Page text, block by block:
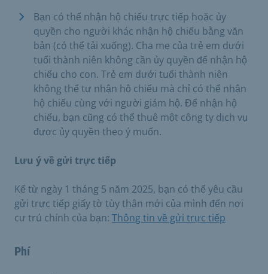
Bạn có thể nhận hộ chiếu trực tiếp hoặc ủy
quyền cho người khác nhận hộ chiếu bằng văn
bản (có thể tải xuống). Cha mẹ của trẻ em dưới
tuổi thành niên không cần ủy quyền để nhận hộ
chiếu cho con. Trẻ em dưới tuổi thành niên
không thể tự nhận hộ chiếu mà chỉ có thể nhận
hộ chiếu cùng với người giám hộ. Để nhận hộ
chiếu, bạn cũng có thể thuê một công ty dịch vụ
được ủy quyền theo ý muốn.
Lưu ý về gửi trực tiếp
Kể từ ngày 1 tháng 5 năm 2025, bạn có thể yêu cầu
gửi trực tiếp giấy tờ tùy thân mới của mình đến nơi
cư trú chính của bạn: Thông tin về gửi trực tiếp
Phí